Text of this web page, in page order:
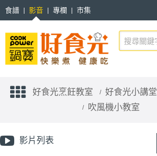
食譜 影音 專欄
市集
好食光烹飪教室 好食光小講堂
吹風機小教室
影片列表